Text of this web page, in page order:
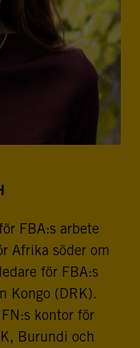
FBA:s arbete
Afrika söder om
för FBA:s
Kongo (DRK).
kontor för
Burundi och